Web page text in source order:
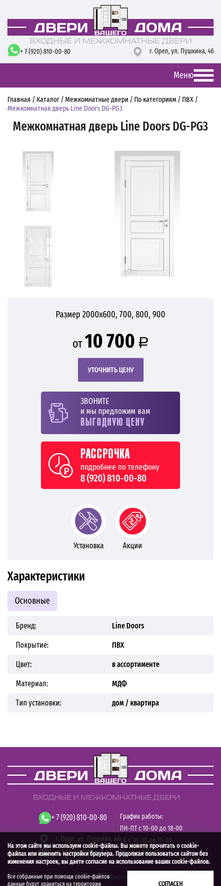
+ 7 (920) 810-00-80 г. Орел,ул. Пушкина, 46
ВХОДНЫЕ И МЕЖКОМНАТНЫЕ ДВЕРИ
Меню
Главная / Каталог/Межкомнатные двери / По категориям / ПВХ /
Межкомнатная дверь Line Doors DG-PG3
Межкомнатная дверь Line Doors DG-PG3
Размер 2000х600, 700, 800, 900
от10 700 a
УТОЧНИТЬ ЦЕНУ
ЗВОНИТЕ
и мы предложим вам
ВЫГОДНУЮ ЦЕНУ
РАССРОЧКА
подробнее по телефону
8 (920) 810-00-80
Установка Акции
Характеристики
Основные
Бренд: Line Doors
Покрытие: ПВХ
Цвет: в ассортименте
Материал: МДФ
Тип установки: дом / квартира
+ 7 (920) 810-00-80
г. Орел, ул. Пушкина, 46
scoba_orel1@mail.ru
График работы:
ПН-ПТ с 10-00 до 18-00
СБ с 10-00 до 15-00
ВС - выходной
© 2026 Двери вашего дома.Политика конфиденциальности
На этом сайте мы используем cookie-файлы. Вы можете прочитать о cookie-
файлах или изменить настройки браузера. Продолжая пользоваться сайтом без
изменения настроек, вы даете согласие на использование ваших cookie-файлов.
Все собранные при помощи cookie-файлов
данные будут храниться на территории
СОГЛАСЕН